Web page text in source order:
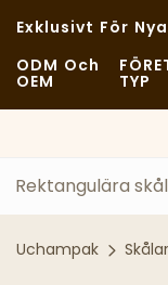
Exklusivt För
ODM Och
OEM TYP
Tillfällig
Rektangulära
Uchampak